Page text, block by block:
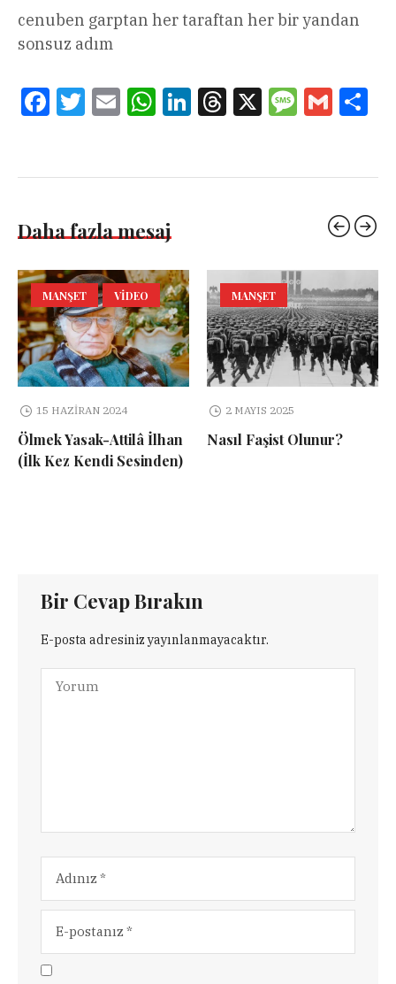
cenuben garptan her taraftan her bir yandan
sonsuz adım
FacebookTwitterEmail WhatsAppLinkedInThreads
X Message
Gmail
Daha fazla mesaj
MANŞET VIDEO
15 HAZIRAN 2024
Ölmek Yasak-Attilâ İlhan
(İlk Kez Kendi Sesinden)
MANŞET
2 MAYIS 2025
Nasıl Faşist Olunur?
Bir Cevap Bırakın
E-posta adresiniz yayınlanmayacaktır.